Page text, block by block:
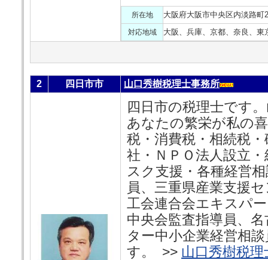
所在地 大阪府大阪市中央区内淡路
対応地域 大阪、兵庫、京都、奈良、東
2 四日市市 山口秀樹税理士事務所
四日市の税理士です
あなたの繁栄が私の
税・消費税・相続税
社・ＮＰＯ法人設立
スク支援・各種経営
員、三重県産業支援
工会連合会エキスパ
中央会監査指導員、
ター中小企業経営相
す。 >> 山口秀樹税